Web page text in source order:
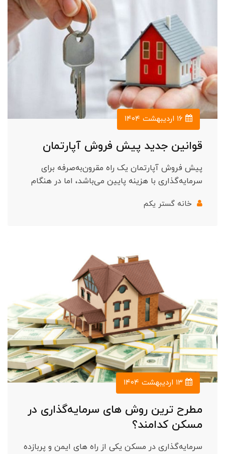
قوانین جدید پیش فروش آپارتمان
پیش فروش آپارتمان یک راه مقرون‌به‌صرفه برای
سرمایه‌گذاری با هزینه پایین می‌باشد، اما در هنگام
خانه گستر یکم
مطرح ترین روش های سرمایه‌گذاری در
مسکن کدامند؟
سرمایه‌گذاری در مسکن یکی از راه های ایمن و پربازده